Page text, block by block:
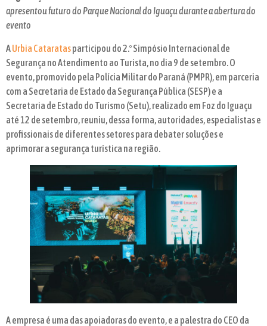
apresentou futuro do Parque Nacional do Iguaçu durante a abertura do
evento
AUrbia Cataratasparticipou do 2.º Simpósio Internacional de
Segurança no Atendimento ao Turista, no dia 9 de setembro. O
evento, promovido pela Polícia Militar do Paraná (PMPR), em parceria
com a Secretaria de Estado da Segurança Pública (SESP) e a
Secretaria de Estado do Turismo (Setu), realizado em Foz do Iguaçu
até 12 de setembro, reuniu, dessa forma, autoridades, especialistas e
profissionais de diferentes setores para debater soluções e
aprimorar a segurança turística na região.
A empresa é uma das apoiadoras do evento, e a palestra do CEO da